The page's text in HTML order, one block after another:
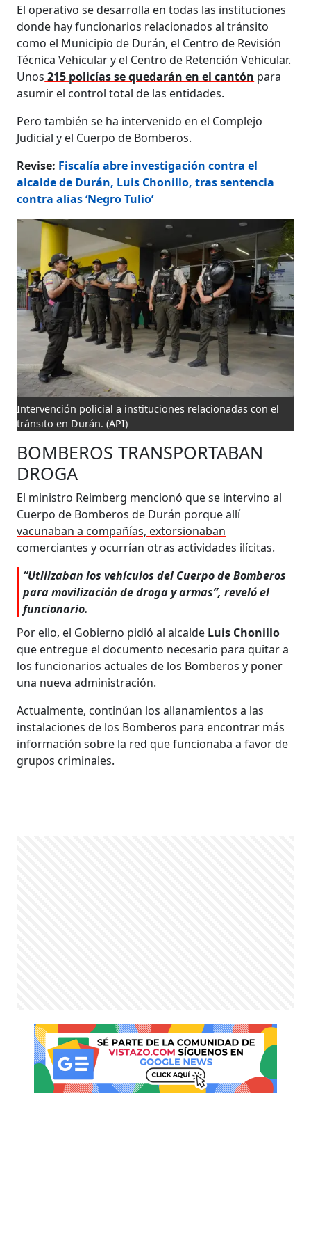
El operativo se desarrolla en todas las instituciones
donde hay funcionarios relacionados al tránsito
como el Municipio de Durán, el Centro de Revisión
Técnica Vehicular y el Centro de Retención Vehicular.
Unos 215 policías se quedarán en el cantón para
asumir el control total de las entidades.
Pero también se ha intervenido en el Complejo
Judicial y el Cuerpo de Bomberos.
Revise: Fiscalía abre investigación contra el
alcalde de Durán, Luis Chonillo, tras sentencia
contra alias ‘Negro Tulio’
Intervención policial a instituciones relacionadas con el
tránsito en Durán.(API)
BOMBEROS TRANSPORTABAN
DROGA
El ministro Reimberg mencionó que se intervino al
Cuerpo de Bomberos de Durán porque allí
vacunaban a compañías, extorsionaban
comerciantes y ocurrían otras actividades ilícitas.
“Utilizaban los vehículos del Cuerpo de Bomberos
para movilización de droga y armas”, reveló el
funcionario.
Por ello, el Gobierno pidió al alcalde Luis Chonillo
que entregue el documento necesario para quitar a
los funcionarios actuales de los Bomberos y poner
una nueva administración.
Actualmente, continúan los allanamientos a las
instalaciones de los Bomberos para encontrar más
información sobre la red que funcionaba a favor de
grupos criminales.